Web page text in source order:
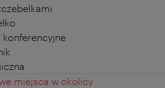
konferencyjne
miejsca w okolicy